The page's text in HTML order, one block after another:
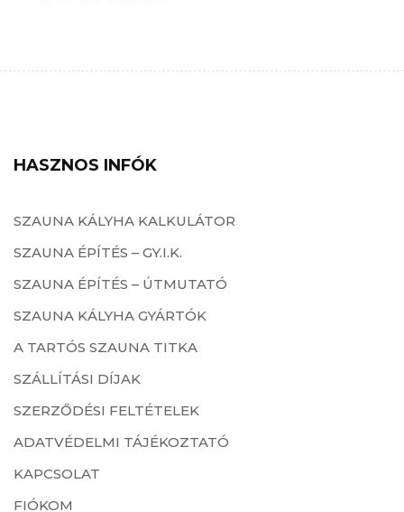
HASZNOS INFÓK
SZAUNA KÁLYHA KALKULÁTOR
SZAUNA ÉPÍTÉS – GY.I.K.
SZAUNA ÉPÍTÉS – ÚTMUTATÓ
SZAUNA KÁLYHA GYÁRTÓK
A TARTÓS SZAUNA TITKA
SZÁLLÍTÁSI DÍJAK
SZERZŐDÉSI FELTÉTELEK
ADATVÉDELMI TÁJÉKOZTATÓ
KAPCSOLAT
FIÓKOM